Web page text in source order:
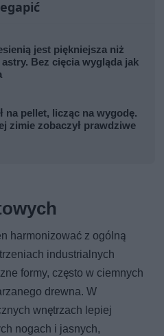
jest piękniejsza niż
Bez cięcia wygląda jak
na pellet, licząc na wygodę.
zimie zobaczył prawdziwe
harmonizować z ogólną
industrialnych
formy, często w ciemnych
drewna. W
wnętrzach lepiej
nogach i jasnych,